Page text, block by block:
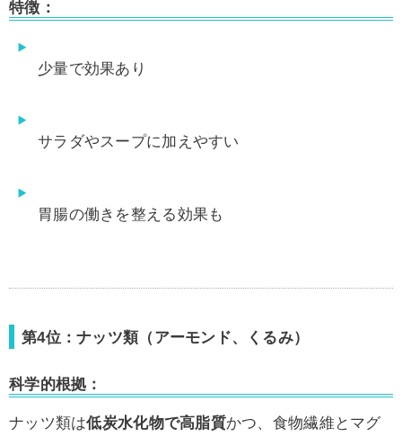
特徴：
少量で効果あり
サラダやスープに加えやすい
胃腸の働きを整える効果も
第4位：ナッツ類（アーモンド、くるみ）
科学的根拠：
ナッツ類は低炭水化物で高脂質かつ、食物繊維とマグ